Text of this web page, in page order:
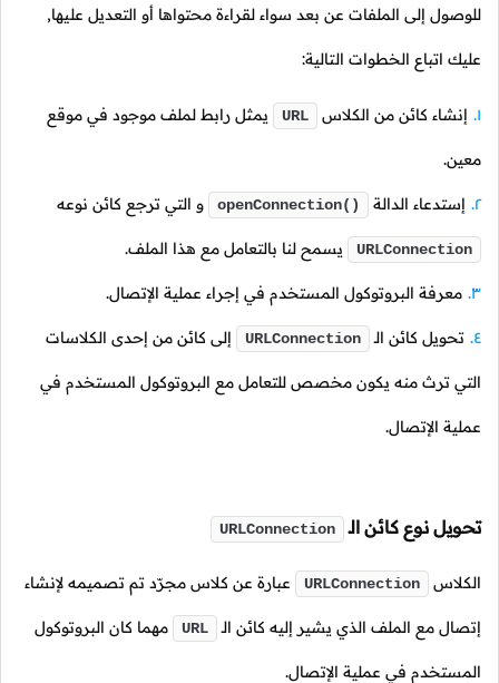
للوصول إلى الملفات عن بعد سواء لقراءة محتواها أو التعديل عليها,
عليك اتباع الخطوات التالية:
إنشاء كائن من الكلاس URL يمثل رابط لملف موجود في موقع
معين.
إستدعاء الدالة openConnection() و التي ترجع كائن نوعه
URLConnection يسمح لنا بالتعامل مع هذا الملف.
معرفة البروتوكول المستخدم في إجراء عملية الإتصال.
تحويل كائن الـ URLConnection إلى كائن من إحدى الكلاسات
التي ترث منه يكون مخصص للتعامل مع البروتوكول المستخدم في
عملية الإتصال.
تحويل نوع كائن الـ URLConnection
الكلاس URLConnection عبارة عن كلاس مجرّد تم تصميمه لإنشاء
إتصال مع الملف الذي يشير إليه كائن الـ URL مهما كان البروتوكول
المستخدم في عملية الإتصال.